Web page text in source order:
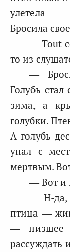
улетела —
Бросила
— Tout
то из
—
Голубь
зима, а
голубки.
А голубь
упал с
мертвым.
— Вот и
— Н-да,
птица —
— низшее